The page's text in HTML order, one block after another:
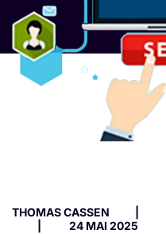
THOMAS CASSEN
24 MAI 2025